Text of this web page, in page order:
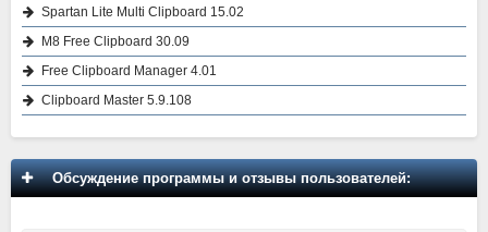
Spartan Lite Multi Clipboard 15.02
M8 Free Clipboard 30.09
Free Clipboard Manager 4.01
Clipboard Master 5.9.108
Обсуждение программы и отзывы пользователей: